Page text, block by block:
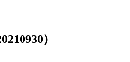
）